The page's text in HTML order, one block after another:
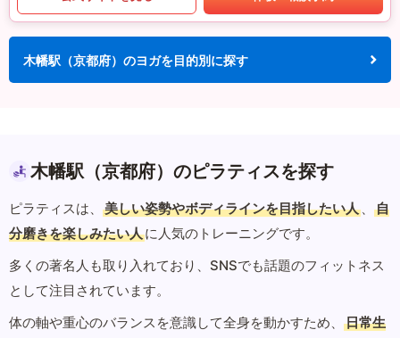
木幡駅（京都府）のヨガを目的別に探す
木幡駅（京都府）のピラティスを探す
ピラティスは、 美しい姿勢やボディラインを目指したい人 、
自
分磨きを楽しみたい人に人気のトレーニングです。
多くの著名人も取り入れており、SNSでも話題のフィットネス
として注目されています。
体の軸や重心のバランスを意識して全身を動かすため、
日常生